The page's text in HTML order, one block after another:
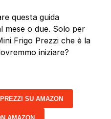
questa guida
mese o due. Solo per
Frigo Prezzi che è la
iniziare?
SU AMAZON